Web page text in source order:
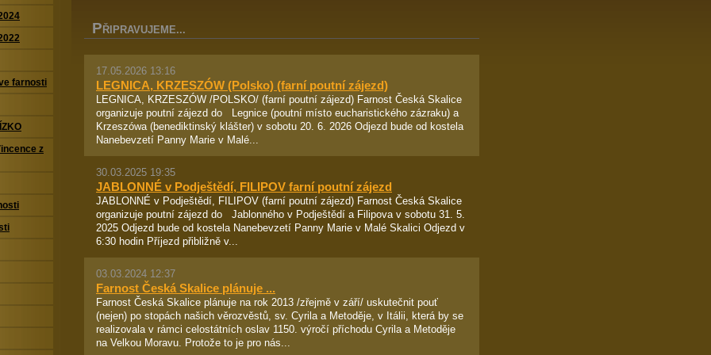
P ŘIPRAVUJEME...
17.05.2026 13:16
LEGNICA, KRZESZÓW (Polsko) (farní poutní zájezd)
LEGNICA, KRZESZÓW /POLSKO/ (farní poutní zájezd) Farnost Česká Skalice
organizuje poutní zájezd do Legnice (poutní místo eucharistického zázraku) a
Krzeszówa (benediktinský klášter) v sobotu 20. 6. 2026 Odjezd bude od kostela
Nanebevzetí Panny Marie v Malé...
30.03.2025 19:35
JABLONNÉ v Podještědí, FILIPOV farní poutní zájezd
JABLONNÉ v Podještědí, FILIPOV (farní poutní zájezd) Farnost Česká Skalice
organizuje poutní zájezd do Jablonného v Podještědí a Filipova v sobotu 31. 5.
2025 Odjezd bude od kostela Nanebevzetí Panny Marie v Malé Skalici Odjezd v
6:30 hodin Příjezd přibližně v...
03.03.2024 12:37
Farnost Česká Skalice plánuje ...
Farnost Česká Skalice plánuje na rok 2013 /zřejmě v září/ uskutečnit pouť
(nejen) po stopách našich věrozvěstů, sv. Cyrila a Metoděje, v Itálii, která by se
realizovala v rámci celostátních oslav 1150. výročí příchodu Cyrila a Metoděje
na Velkou Moravu. Protože to je pro nás...
farnosti
z